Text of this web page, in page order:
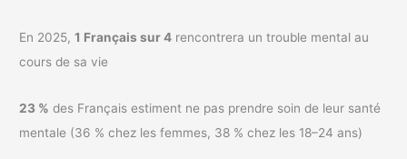
En 2025,1 Français sur 4 rencontrera un trouble mental au
cours de sa vie
23 % des Français estiment ne pas prendre soin de leur santé
mentale (36 % chez les femmes, 38 % chez les 18–24 ans)